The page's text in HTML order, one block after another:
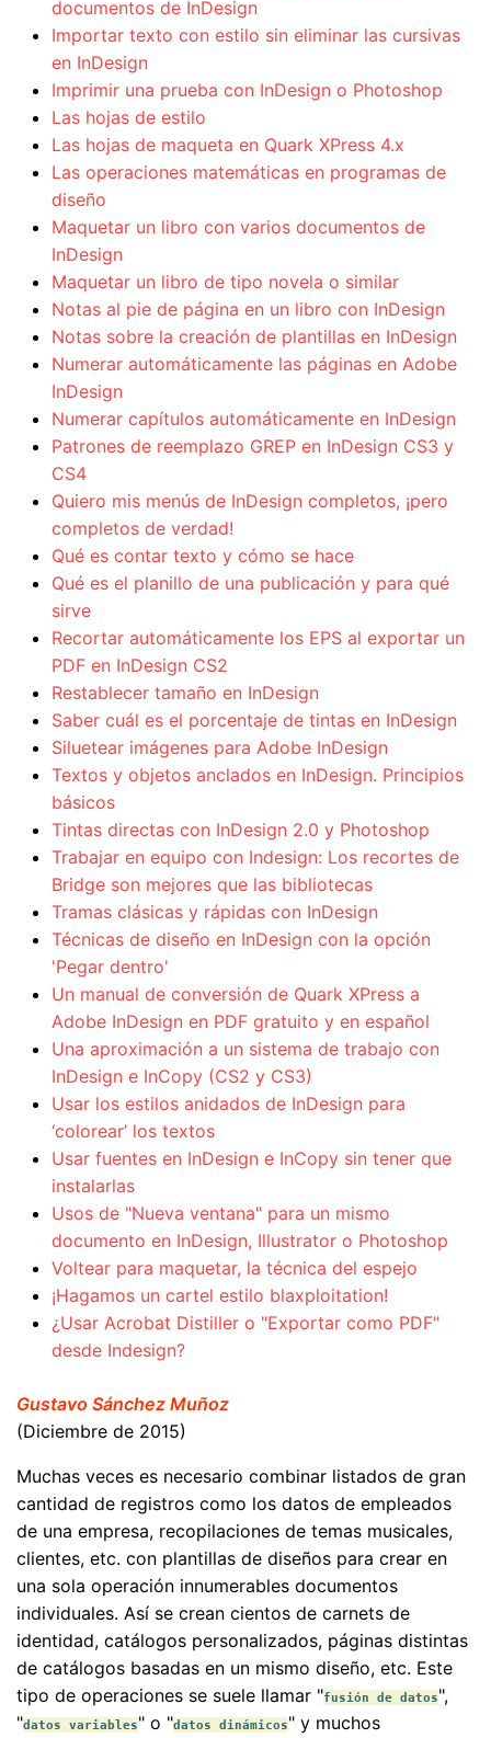
documentos de InDesign
Importar texto con estilo sin eliminar las cursivas
en InDesign
Imprimir una prueba con InDesign o Photoshop
Las hojas de estilo
Las hojas de maqueta en Quark XPress 4.x
Las operaciones matemáticas en programas de
diseño
Maquetar un libro con varios documentos de
InDesign
Maquetar un libro de tipo novela o similar
Notas al pie de página en un libro con InDesign
Notas sobre la creación de plantillas en InDesign
Numerar automáticamente las páginas en Adobe
InDesign
Numerar capítulos automáticamente en InDesign
Patrones de reemplazo GREP en InDesign CS3 y
CS4
Quiero mis menús de InDesign completos, ¡pero
completos de verdad!
Qué es contar texto y cómo se hace
Qué es el planillo de una publicación y para qué
sirve
Recortar automáticamente los EPS al exportar un
PDF en InDesign CS2
Restablecer tamaño en InDesign
Saber cuál es el porcentaje de tintas en InDesign
Siluetear imágenes para Adobe InDesign
Textos y objetos anclados en InDesign. Principios
básicos
Tintas directas con InDesign 2.0 y Photoshop
Trabajar en equipo con Indesign: Los recortes de
Bridge son mejores que las bibliotecas
Tramas clásicas y rápidas con InDesign
Técnicas de diseño en InDesign con la opción
'Pegar dentro'
Un manual de conversión de Quark XPress a
Adobe InDesign en PDF gratuito y en español
Una aproximación a un sistema de trabajo con
InDesign e InCopy (CS2 y CS3)
Usar los estilos anidados de InDesign para
‘colorear’ los textos
Usar fuentes en InDesign e InCopy sin tener que
instalarlas
Usos de "Nueva ventana" para un mismo
documento en InDesign, Illustrator o Photoshop
Voltear para maquetar, la técnica del espejo
¡Hagamos un cartel estilo blaxploitation!
¿Usar Acrobat Distiller o "Exportar como PDF"
desde Indesign?
Gustavo Sánchez Muñoz
(Diciembre de 2015)
Muchas veces es necesario combinar listados de gran
cantidad de registros como los datos de empleados
de una empresa, recopilaciones de temas musicales,
clientes, etc. con plantillas de diseños para crear en
una sola operación innumerables documentos
individuales. Así se crean cientos de carnets de
identidad, catálogos personalizados, páginas distintas
de catálogos basadas en un mismo diseño, etc. Este
tipo de operaciones se suele llamar "fusión de datos",
"datos variables" o "datos dinámicos" y muchos